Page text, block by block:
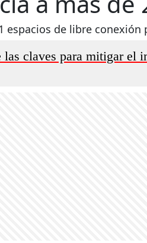
espacios de libre
claves para mitigar el